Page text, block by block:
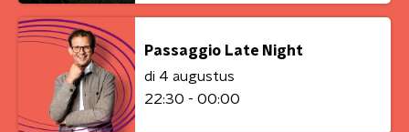
Passaggio Late Night
di 4 augustus
22:30 - 00:00